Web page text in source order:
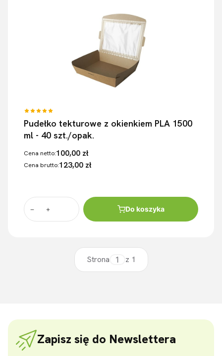
Pudełko tekturowe z okienkiem PLA 1500
ml - 40 szt./opak.
Cena netto:100,00 zł
Cena brutto:123,00 zł
Do koszyka
Strona z 1
Zapisz się do Newslettera